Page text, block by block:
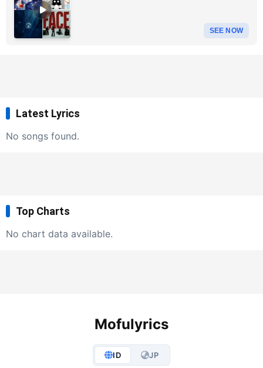
SEE NOW
Latest Lyrics
No songs found.
Top Charts
No chart data available.
Mofulyrics
ID JP